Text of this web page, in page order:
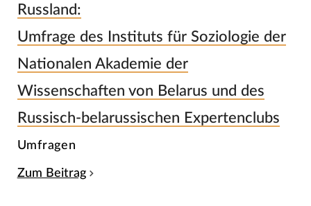
Russland:
Umfrage des Instituts für Soziologie der
Nationalen Akademie der
Wissenschaften von Belarus und des
Russisch-belarussischen Expertenclubs
Umfragen
Zum Beitrag